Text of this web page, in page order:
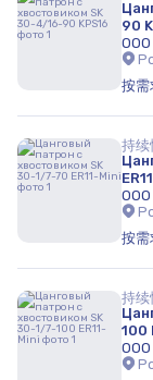
90
ООО
按需
持续
ООО
按需
持续
100
ООО